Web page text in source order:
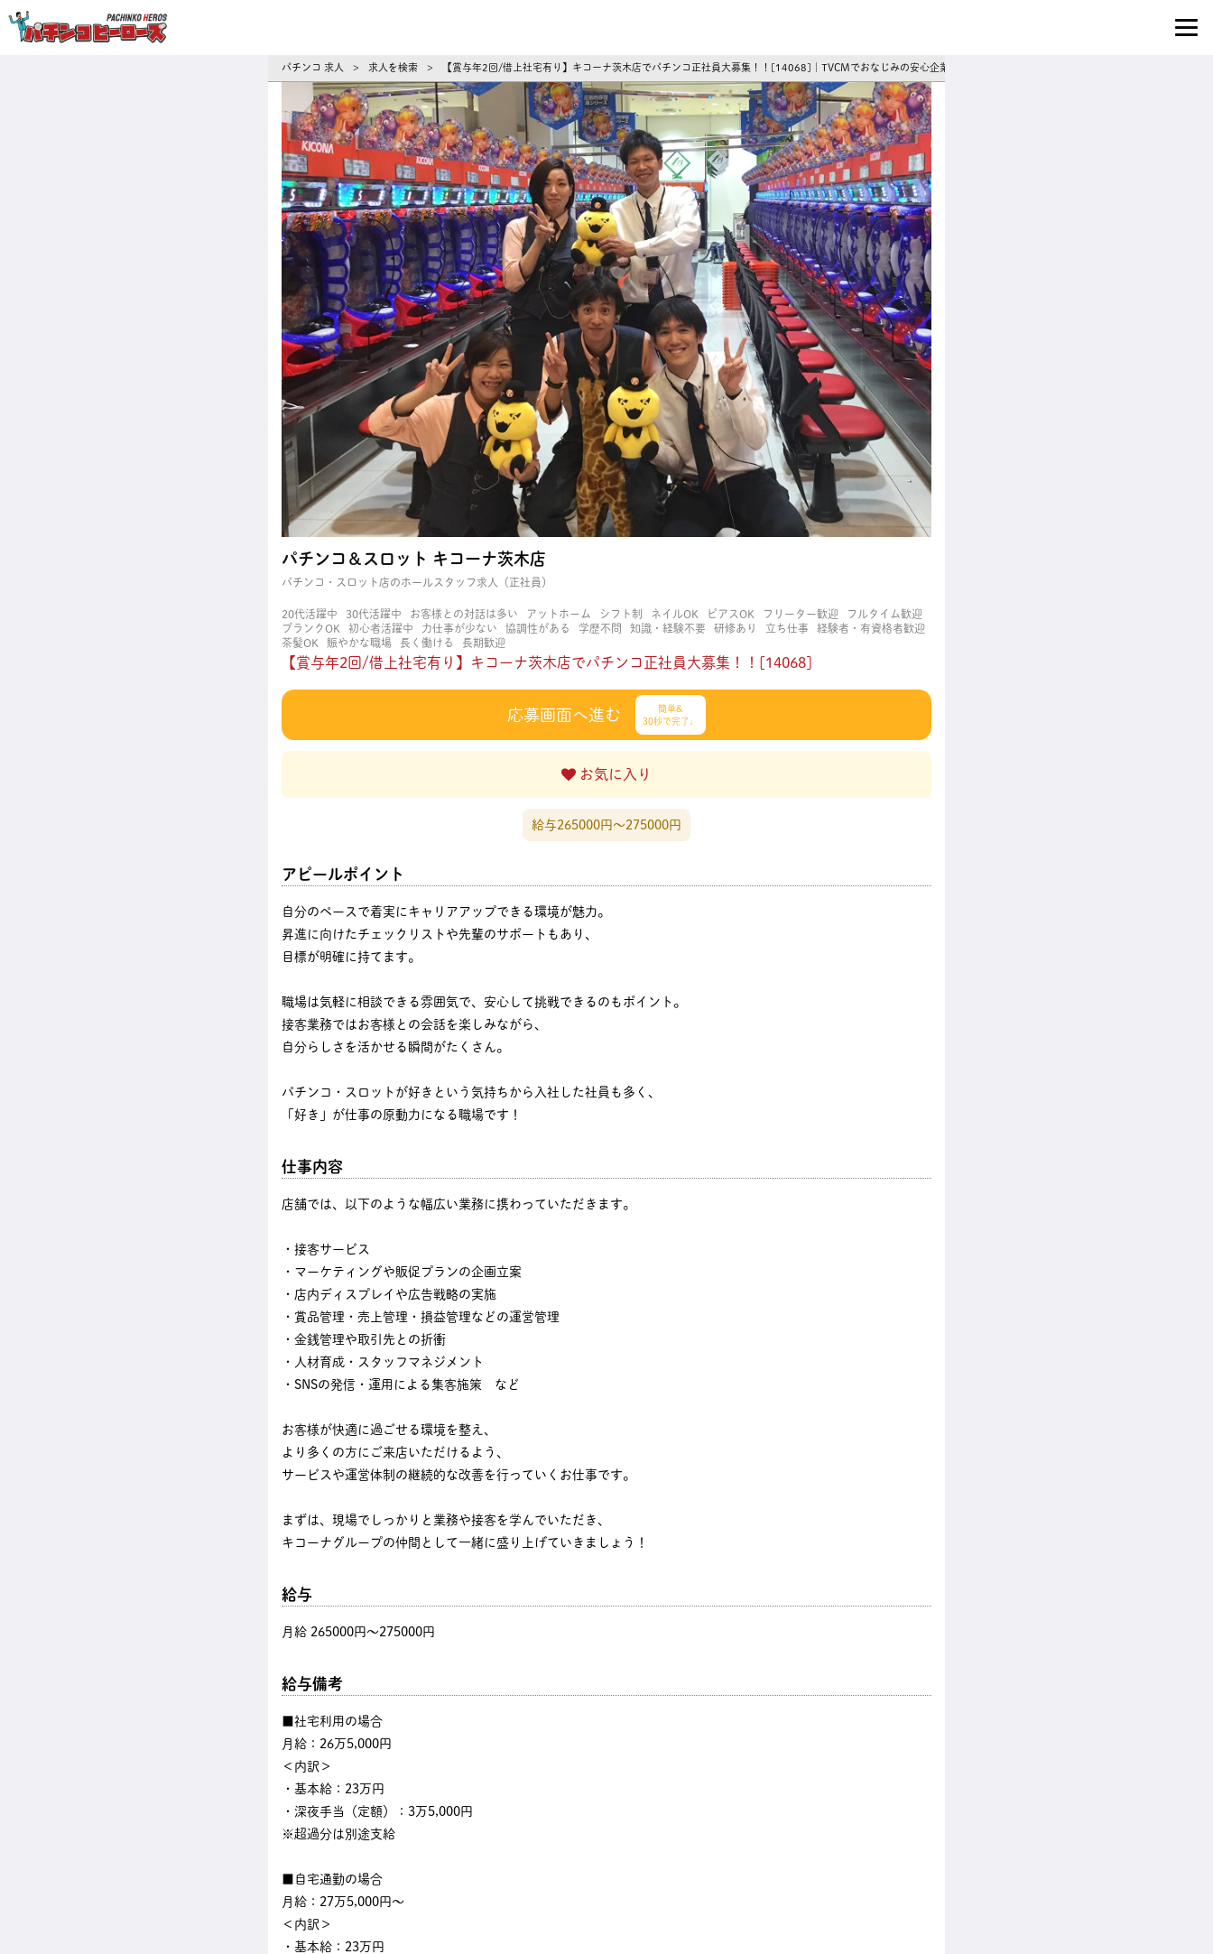
パチンコ 求人 > 求人を検索 > 【賞与年2回/借上社宅有り】キコーナ茨木店でパチンコ正社員大募集！！[14068]｜TVCMでおなじみの安心企業◎賞与年2回＆あなたの成長を全力サポート！パチンコホ
パチンコ＆スロット キコーナ茨木店
パチンコ・スロット店のホールスタッフ求人（正社員）
20代活躍中 30代活躍中 お客様との対話は多い アットホーム シフト制 ネイルOK ピアスOK フリーター歓迎
フルタイム歓迎
ブランクOK
初心者活躍中 力仕事が少ない 協調性がある 学歴不問 知識・経験不要 研修あり 立ち仕事
経験者・有資格者歓迎
茶髪OK
賑やかな職場 長く働ける 長期歓迎
【賞与年2回/借上社宅有り】キコーナ茨木店でパチンコ正社員大募集！！[14068]
応募画面へ進む
簡単&
30秒で完了♩
お気に入り
給与265000円〜275000円
アピールポイント
自分のペースで着実にキャリアアップできる環境が魅力。
昇進に向けたチェックリストや先輩のサポートもあり、
目標が明確に持てます。
職場は気軽に相談できる雰囲気で、安心して挑戦できるのもポイント。
接客業務ではお客様との会話を楽しみながら、
自分らしさを活かせる瞬間がたくさん。
パチンコ・スロットが好きという気持ちから入社した社員も多く、
「好き」が仕事の原動力になる職場です！
仕事内容
店舗では、以下のような幅広い業務に携わっていただきます。
・接客サービス
・マーケティングや販促プランの企画立案
・店内ディスプレイや広告戦略の実施
・賞品管理・売上管理・損益管理などの運営管理
・金銭管理や取引先との折衝
・人材育成・スタッフマネジメント
・SNSの発信・運用による集客施策 など
お客様が快適に過ごせる環境を整え、
より多くの方にご来店いただけるよう、
サービスや運営体制の継続的な改善を行っていくお仕事です。
まずは、現場でしっかりと業務や接客を学んでいただき、
キコーナグループの仲間として一緒に盛り上げていきましょう！
給与
月給 265000円〜275000円
給与備考
■社宅利用の場合
月給：26万5,000円
＜内訳＞
・基本給：23万円
・深夜手当（定額）：3万5,000円
※超過分は別途支給
■自宅通勤の場合
月給：27万5,000円～
＜内訳＞
・基本給：23万円